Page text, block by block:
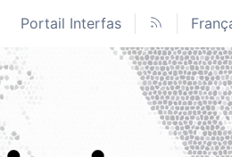
Portail Interfas